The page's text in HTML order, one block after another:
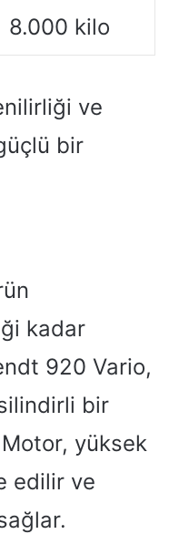
8.000 kilo
ve
bir
kadar
920 Vario,
bir
Motor, yüksek
edilir ve